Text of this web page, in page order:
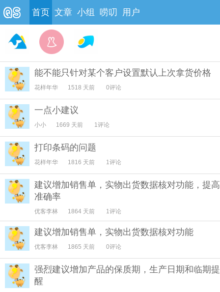
首页 文章 小组 唠叨 用户
能不能只针对某个客户设置默认上次拿货价格
花样年华 1518 天前 0评论
一点小建议
小小 1669 天前 1评论
打印条码的问题
花样年华 1816 天前 1评论
建议增加销售单，实物出货数据核对功能，提高
准确率
优客李林 1864 天前 1评论
建议增加销售单，实物出货数据核对功能
优客李林 1865 天前 0评论
强烈建议增加产品的保质期，生产日期和临期提
醒